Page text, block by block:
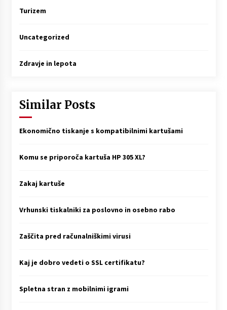
Turizem
Uncategorized
Zdravje in lepota
Similar Posts
Ekonomično tiskanje s kompatibilnimi kartušami
Komu se priporoča kartuša HP 305 XL?
Zakaj kartuše
Vrhunski tiskalniki za poslovno in osebno rabo
Zaščita pred računalniškimi virusi
Kaj je dobro vedeti o SSL certifikatu?
Spletna stran z mobilnimi igrami